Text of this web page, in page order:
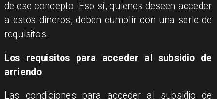
de ese concepto. Eso sí, quienes deseen acceder
a estos dineros, deben cumplir con una serie de
requisitos.
Los requisitos para acceder al subsidio de
arriendo
Las condiciones para acceder al subsidio de